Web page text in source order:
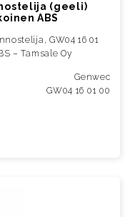
(geeli)
ABS
GW04 16 01
– Tamsale Oy
Genwec
GW04 16 01 00